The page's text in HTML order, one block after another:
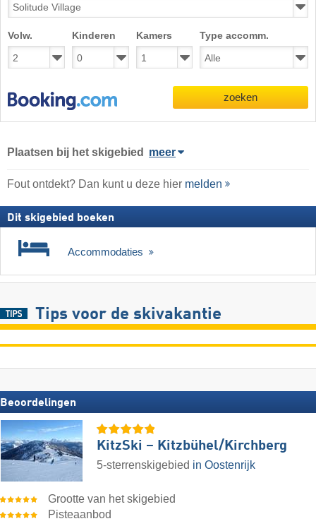
Volw. Kinderen Kamers Type accomm.
zoeken
Plaatsen bij het skigebied meer
Fout ontdekt? Dan kunt u deze hier melden
Dit skigebied boeken
Accommodaties
Tips voor de skivakantie
Beoordelingen
KitzSki – Kitzbühel/​Kirchberg
5-sterrenskigebied in Oostenrijk
Grootte van het skigebied
Pisteaanbod